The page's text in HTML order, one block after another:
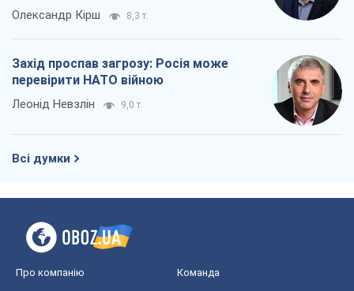
Олександр Кірш 8,3 т.
Захід проспав загрозу: Росія може
перевірити НАТО війною
Леонід Невзлін 9,0 т.
Всі думки
Про компанію Команда